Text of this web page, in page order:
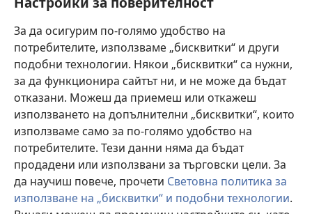
За да осигурим по-голямо удобство на
потребителите, използваме „бисквитки“ и други
подобни технологии. Някои „бисквитки“ са нужни,
за да функционира сайтът ни, и не може да бъдат
отказани. Можеш да приемеш или откажеш
използването на допълнителни „бисквитки“, които
използваме само за по-голямо удобство на
потребителите. Тези данни няма да бъдат
продадени или използвани за търговски цели. За
да научиш повече, прочети Световна политика за
използване на „бисквитки“ и подобни технологии.
Дарения
нов
прозорец)ОНЛАЙН БИБЛИОТЕКА „Стражева кула“
(отваря
нов
прозорец)
JW Hub
(отваря
нов
прозорец)JW Library
Watchtower Library ®